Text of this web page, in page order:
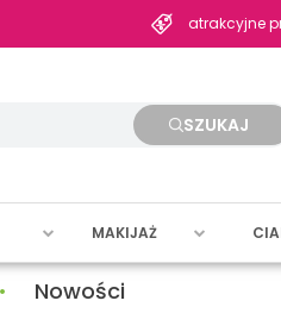
atrakcyjne
SZUKAJ
MAKIJAŻ
Nowości